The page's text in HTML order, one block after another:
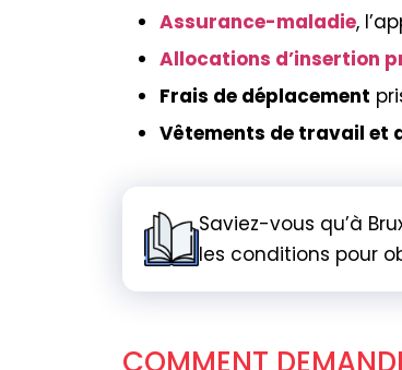
Assurance-maladie,
Allocations d’insertion
Frais de déplacement
Vêtements de travail et
Saviez-vous qu’à
les conditions pour